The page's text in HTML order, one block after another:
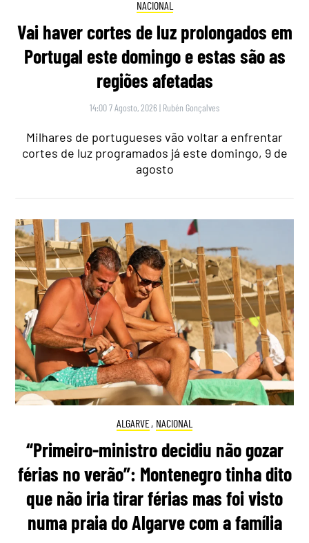
NACIONAL
Vai haver cortes de luz prolongados em
Portugal este domingo e estas são as
regiões afetadas
14:00 7 Agosto, 2026 | Rubén Gonçalves
Milhares de portugueses vão voltar a enfrentar
cortes de luz programados já este domingo, 9 de
agosto
ALGARVE, NACIONAL
“Primeiro-ministro decidiu não gozar
férias no verão”: Montenegro tinha dito
que não iria tirar férias mas foi visto
numa praia do Algarve com a família